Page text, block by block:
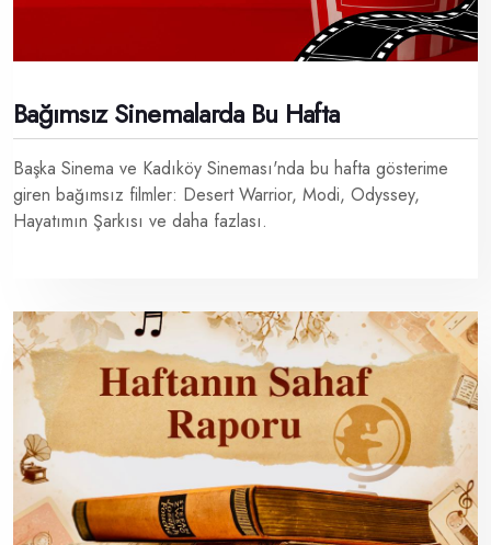
Bağımsız Sinemalarda Bu Hafta
Başka Sinema ve Kadıköy Sineması'nda bu hafta gösterime
giren bağımsız filmler: Desert Warrior, Modi, Odyssey,
Hayatımın Şarkısı ve daha fazlası.